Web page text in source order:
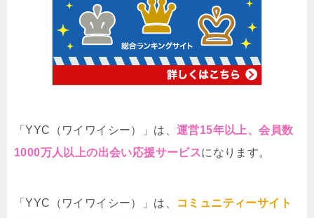
「YYC（ワイワイシー）」は、 運営15年以上、会員数
1000万人以上の出会い応援サービスになります。
「YYC（ワイワイシー）」は、
コミュニティーサイト